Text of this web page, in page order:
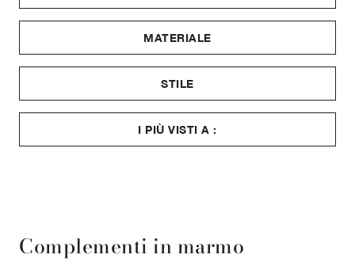
MATERIALE
STILE
I PIÙ VISTI A :
Complementi in marmo